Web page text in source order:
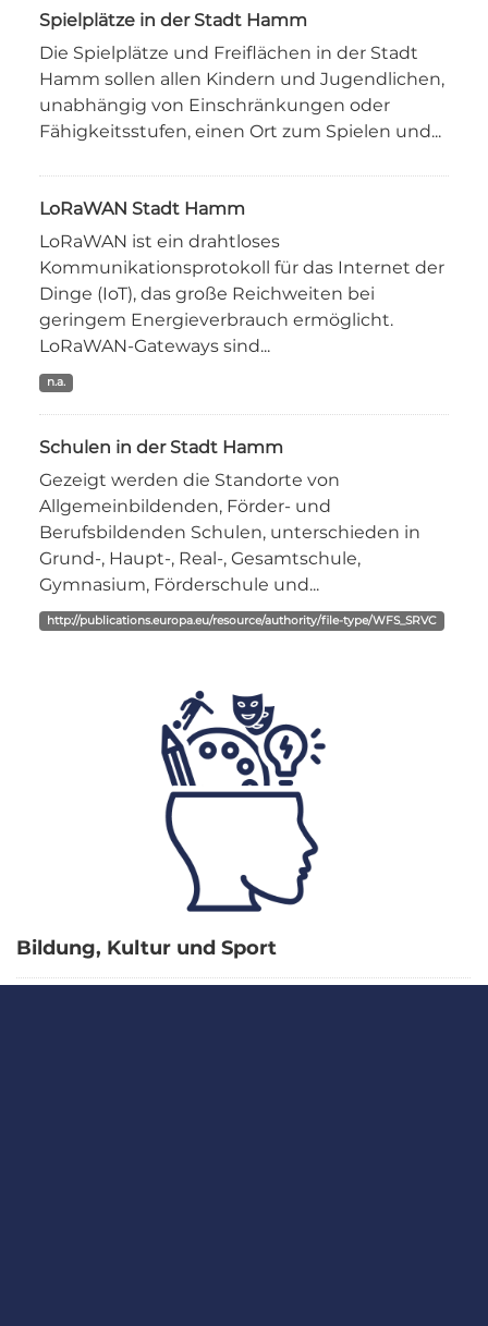
Bildung, Kultur und Sport
Spielplätze in der Stadt Hamm
Die Spielplätze und Freiflächen in der Stadt
Hamm sollen allen Kindern und Jugendlichen,
unabhängig von Einschränkungen oder
Fähigkeitsstufen, einen Ort zum Spielen und...
LoRaWAN Stadt Hamm
LoRaWAN ist ein drahtloses
Kommunikationsprotokoll für das Internet der
Dinge (IoT), das große Reichweiten bei
geringem Energieverbrauch ermöglicht.
LoRaWAN-Gateways sind...
n.a.
Schulen in der Stadt Hamm
Gezeigt werden die Standorte von
Allgemeinbildenden, Förder- und
Berufsbildenden Schulen, unterschieden in
Grund-, Haupt-, Real-, Gesamtschule,
Gymnasium, Förderschule und...
http://publications.europa.eu/resource/authority/file-type/WFS_SRVC